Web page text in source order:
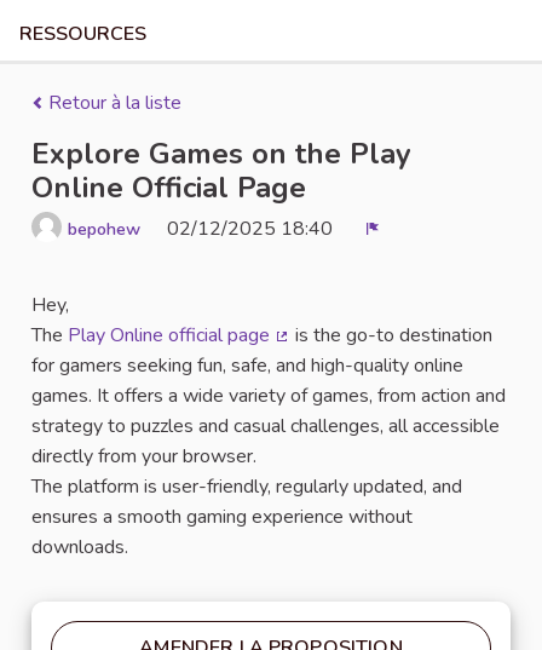
RESSOURCES
Retour à la liste
Explore Games on the Play
Online Official Page
bepohew 02/12/2025 18:40
Hey,
The Play Online official page
(Lien externe)
is the go-to destination
for gamers seeking fun, safe, and high-quality online
games. It offers a wide variety of games, from action and
strategy to puzzles and casual challenges, all accessible
directly from your browser.
The platform is user-friendly, regularly updated, and
ensures a smooth gaming experience without
downloads.